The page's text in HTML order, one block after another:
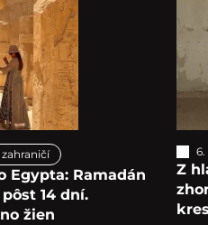
zahraničí
Egypta: Ramadán
14 dní.
žien
Z